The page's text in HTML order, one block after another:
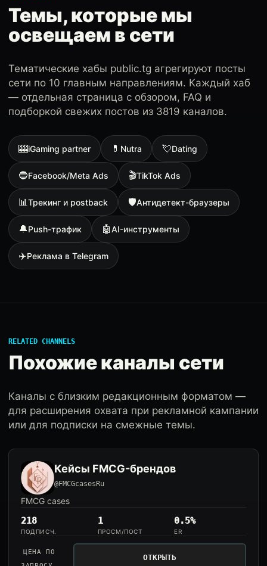
Темы, которые мы
освещаем в сети
Тематические хабы public.tg агрегируют посты
сети по 10 главным направлениям. Каждый хаб
— отдельная страница с обзором, FAQ и
подборкой свежих постов из 3819 каналов.
🎰iGaming partner 💊 Nutra 💘Dating
🔵Facebook/Meta Ads 🎬TikTok Ads
📊Трекинг и postback 🛡Антидетект-браузеры
🔔Push-трафик 🤖AI-инструменты
✈️Реклама в Telegram
RELATED CHANNELS
Похожие каналы сети
Каналы с близким редакционным форматом —
для расширения охвата при рекламной кампании
или для подписки на смежные темы.
Кейсы FMCG-брендов
@FMCGcasesRu
FMCG cases
218
ПОДПИСЧ.
1
ПРОСМ/ПОСТ
0.5%
ER
ЦЕНА ПО
ОТКРЫТЬ